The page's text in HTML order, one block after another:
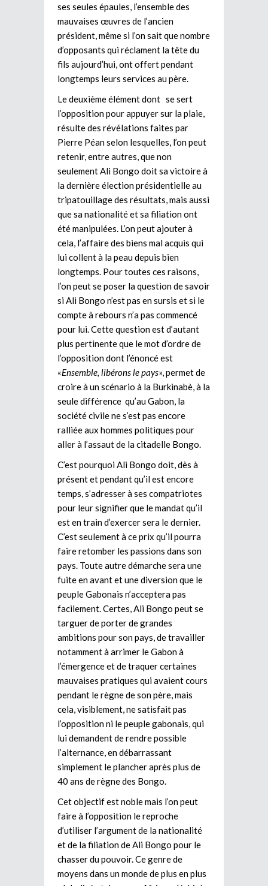
ses seules épaules, l’ensemble des
mauvaises œuvres de l’ancien
président, même si l’on sait que nombre
d’opposants qui réclament la tête du
fils aujourd’hui, ont offert pendant
longtemps leurs services au père.
Le deuxième élément dont se sert
l’opposition pour appuyer sur la plaie,
résulte des révélations faites par
Pierre Péan selon lesquelles, l’on peut
retenir, entre autres, que non
seulement Ali Bongo doit sa victoire à
la dernière élection présidentielle au
tripatouillage des résultats, mais aussi
que sa nationalité et sa filiation ont
été manipulées. L’on peut ajouter à
cela, l’affaire des biens mal acquis qui
lui collent à la peau depuis bien
longtemps. Pour toutes ces raisons,
l’on peut se poser la question de savoir
si Ali Bongo n’est pas en sursis et si le
compte à rebours n’a pas commencé
pour lui. Cette question est d’autant
plus pertinente que le mot d’ordre de
l’opposition dont l’énoncé est
«Ensemble, libérons le pays», permet de
croire à un scénario à la Burkinabè, à la
seule différence qu’au Gabon, la
société civile ne s’est pas encore
ralliée aux hommes politiques pour
aller à l’assaut de la citadelle Bongo.
C’est pourquoi Ali Bongo doit, dès à
présent et pendant qu’il est encore
temps, s’adresser à ses compatriotes
pour leur signifier que le mandat qu’il
est en train d’exercer sera le dernier.
C’est seulement à ce prix qu’il pourra
faire retomber les passions dans son
pays. Toute autre démarche sera une
fuite en avant et une diversion que le
peuple Gabonais n’acceptera pas
facilement. Certes, Ali Bongo peut se
targuer de porter de grandes
ambitions pour son pays, de travailler
notamment à arrimer le Gabon à
l’émergence et de traquer certaines
mauvaises pratiques qui avaient cours
pendant le règne de son père, mais
cela, visiblement, ne satisfait pas
l’opposition ni le peuple gabonais, qui
lui demandent de rendre possible
l’alternance, en débarrassant
simplement le plancher après plus de
40 ans de règne des Bongo.
Cet objectif est noble mais l’on peut
faire à l’opposition le reproche
d’utiliser l’argument de la nationalité
et de la filiation de Ali Bongo pour le
chasser du pouvoir. Ce genre de
moyens dans un monde de plus en plus